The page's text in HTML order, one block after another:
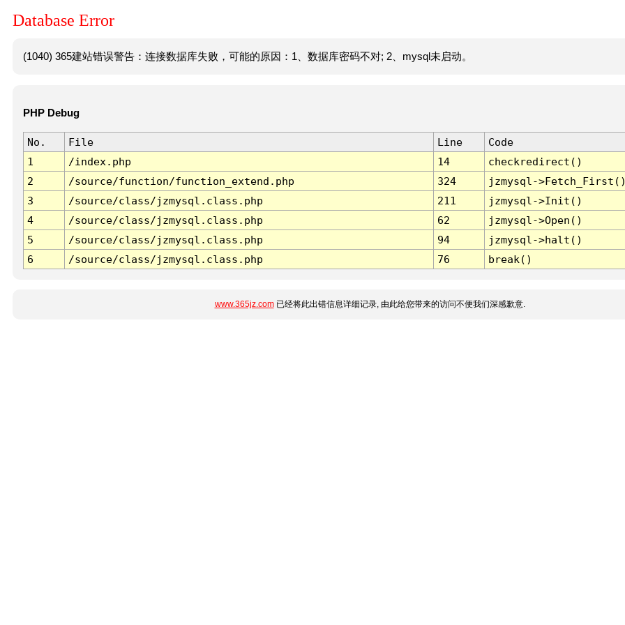
Database Error
(1040) 365建站错误警告：连接数据库失败，可能的原因：1、数据库密码不对; 2、mysql未启动。
PHP Debug
No. File Line
Code
1
/index.php 14
checkredirect()
2
/source/function/function_extend.php 324
jzmysql-
3
/source/class/jzmysql.class.php 211
jzmysql->Init()
4
/source/class/jzmysql.class.php 62
jzmysql->Open()
5
/source/class/jzmysql.class.php 94
jzmysql->halt()
6
/source/class/jzmysql.class.php 76 break()
www.365jz.com已经将此出错信息详细记录, 由此给您带来的访问不便我们深感歉意.